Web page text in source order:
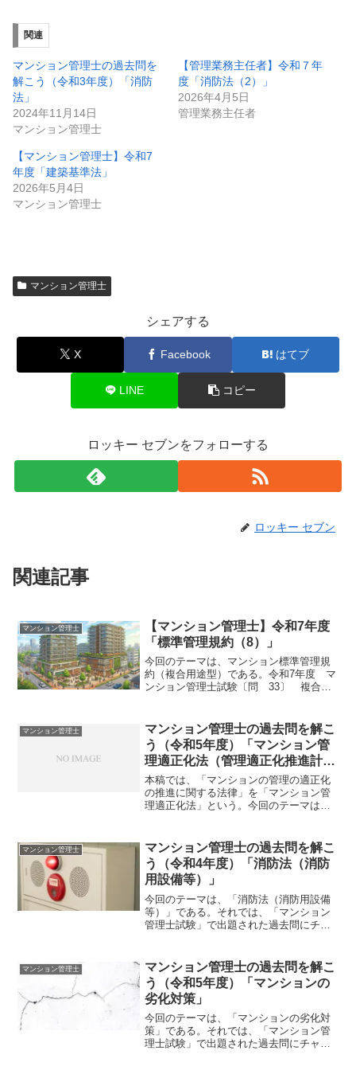
関連
マンション管理士の過去問を
解こう（令和3年度）「消防
法」
2024年11月14日
マンション管理士
【管理業務主任者】令和７年
度「消防法（2）」
2026年4月5日
管理業務主任者
【マンション管理士】令和7
年度「建築基準法」
2026年5月4日
マンション管理士
マンション管理士
シェアする
X Facebook はてブ
LINE コピー
ロッキー セブンをフォローする
ロッキー セブン
関連記事
マンション管理士
【マンション管理士】令和7年度
「標準管理規約（8）」
今回のテーマは、マンション標準管理規
約（複合用途型）である。令和7年度 マ
ンション管理士試験〔問 33〕 複合用
型）及びマンション標準管理規約（複合
用途型）コメント（令和...
マンション管理士
マンション管理士の過去問を解こ
う（令和5年度）「マンション管
理適正化法（管理適正化推進計画
等）」
本稿では、「マンションの管理の適正化
の推進に関する法律」を「マンション管
理適正化法」という。今回のテーマは、
ンション管理士試験」で出題された過去
問にチャレンジしてみよう...
マンション管理士
マンション管理士の過去問を解こ
う（令和4年度）「消防法（消防
用設備等）」
今回のテーマは、「消防法（消防用設備
等）」である。それでは、「マンション
管理士試験」で出題された過去問にチャ
防用設備等の設置及び点検に関する次の
記述のうち、消防法...
マンション管理士
マンション管理士の過去問を解こ
う（令和5年度）「マンションの
劣化対策」
今回のテーマは、「マンションの劣化対
策」である。それでは、「マンション管
理士試験」で出題された過去問にチャレ